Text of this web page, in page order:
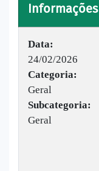
Informações
Data:
24/02/2026
Categoria:
Geral
Subcategoria:
Geral